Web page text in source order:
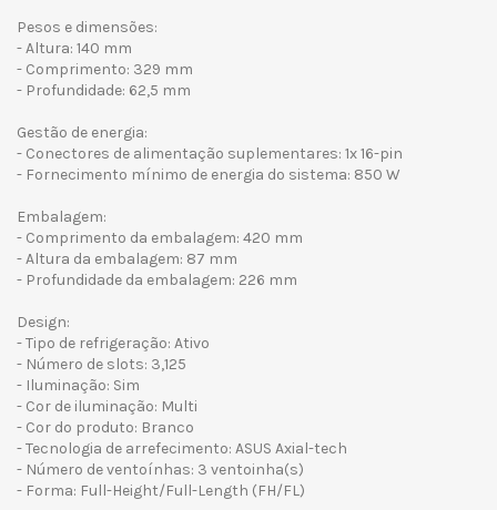
Pesos e dimensões:
- Altura: 140 mm
- Comprimento: 329 mm
- Profundidade: 62,5 mm
Gestão de energia:
- Conectores de alimentação suplementares: 1x 16-pin
- Fornecimento mínimo de energia do sistema: 850 W
Embalagem:
- Comprimento da embalagem: 420 mm
- Altura da embalagem: 87 mm
- Profundidade da embalagem: 226 mm
Design:
- Tipo de refrigeração: Ativo
- Número de slots: 3,125
- Iluminação: Sim
- Cor de iluminação: Multi
- Cor do produto: Branco
- Tecnologia de arrefecimento: ASUS Axial-tech
- Número de ventoínhas: 3 ventoinha(s)
- Forma: Full-Height/Full-Length (FH/FL)